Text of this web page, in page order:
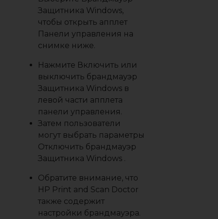
Защитника Windows,
чтобы открыть апплет
Панели управления на
снимке ниже.
Нажмите Включить или
выключить брандмауэр
Защитника Windows в
левой части апплета
панели управления.
Затем пользователи
могут выбрать параметры
Отключить брандмауэр
Защитника Windows .
Обратите внимание, что
HP Print and Scan Doctor
также содержит
настройки брандмауэра.